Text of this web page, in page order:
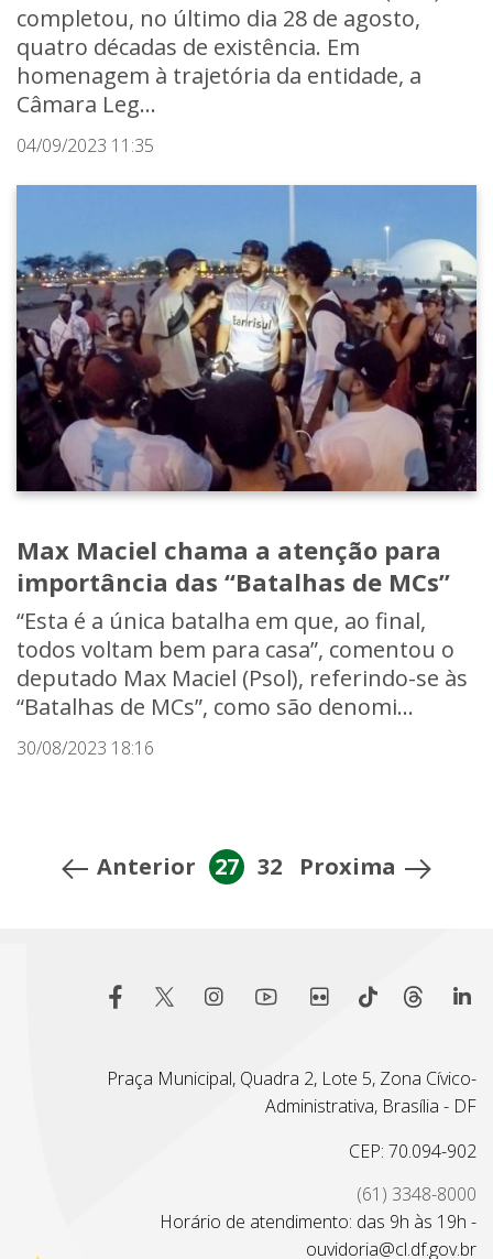
completou, no último dia 28 de agosto,
quatro décadas de existência. Em
homenagem à trajetória da entidade, a
Câmara Leg...
04/09/2023 11:35
Max Maciel chama a atenção para
importância das “Batalhas de MCs”
“Esta é a única batalha em que, ao final,
todos voltam bem para casa”, comentou o
deputado Max Maciel (Psol), referindo-se às
“Batalhas de MCs”, como são denomi...
30/08/2023 18:16
Anterior 27 32 Proxima
Praça Municipal, Quadra 2, Lote 5, Zona Cívico-
Administrativa, Brasília - DF
CEP: 70.094-902
(61) 3348-8000
Horário de atendimento: das 9h às 19h -
ouvidoria@cl.df.gov.br